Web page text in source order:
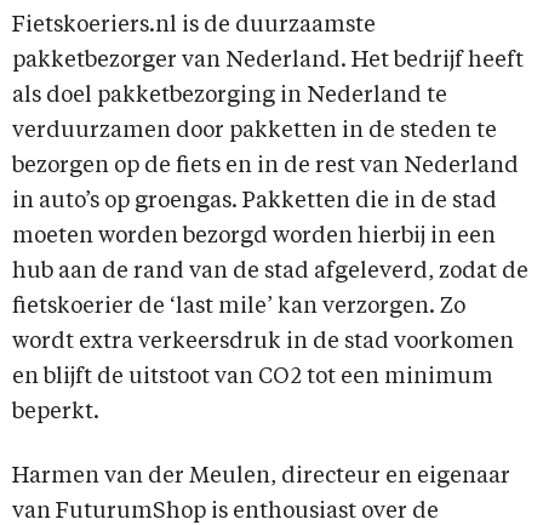
Fietskoeriers.nl is de duurzaamste
pakketbezorger van Nederland. Het bedrijf heeft
als doel pakketbezorging in Nederland te
verduurzamen door pakketten in de steden te
bezorgen op de fiets en in de rest van Nederland
in auto’s op groengas. Pakketten die in de stad
moeten worden bezorgd worden hierbij in een
hub aan de rand van de stad afgeleverd, zodat de
fietskoerier de ‘last mile’ kan verzorgen. Zo
wordt extra verkeersdruk in de stad voorkomen
en blijft de uitstoot van CO2 tot een minimum
beperkt.
Harmen van der Meulen, directeur en eigenaar
van FuturumShop is enthousiast over de